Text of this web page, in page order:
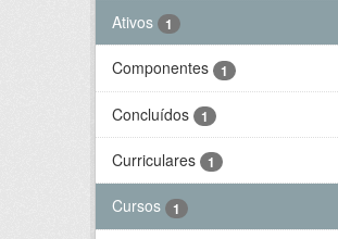
Ativos 1
Componentes 1
Concluídos 1
Curriculares 1
Cursos 1